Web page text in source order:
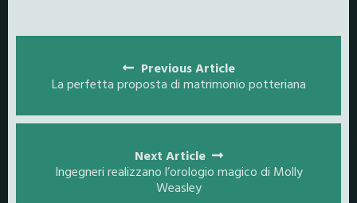
navigation
Previous Article
La perfetta proposta di matrimonio potteriana
Next Article
Ingegneri realizzano l’orologio magico di Molly
Weasley